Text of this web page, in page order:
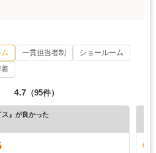
一貫担当者制
ショールーム
4.7 （95件）
ス』が良かった